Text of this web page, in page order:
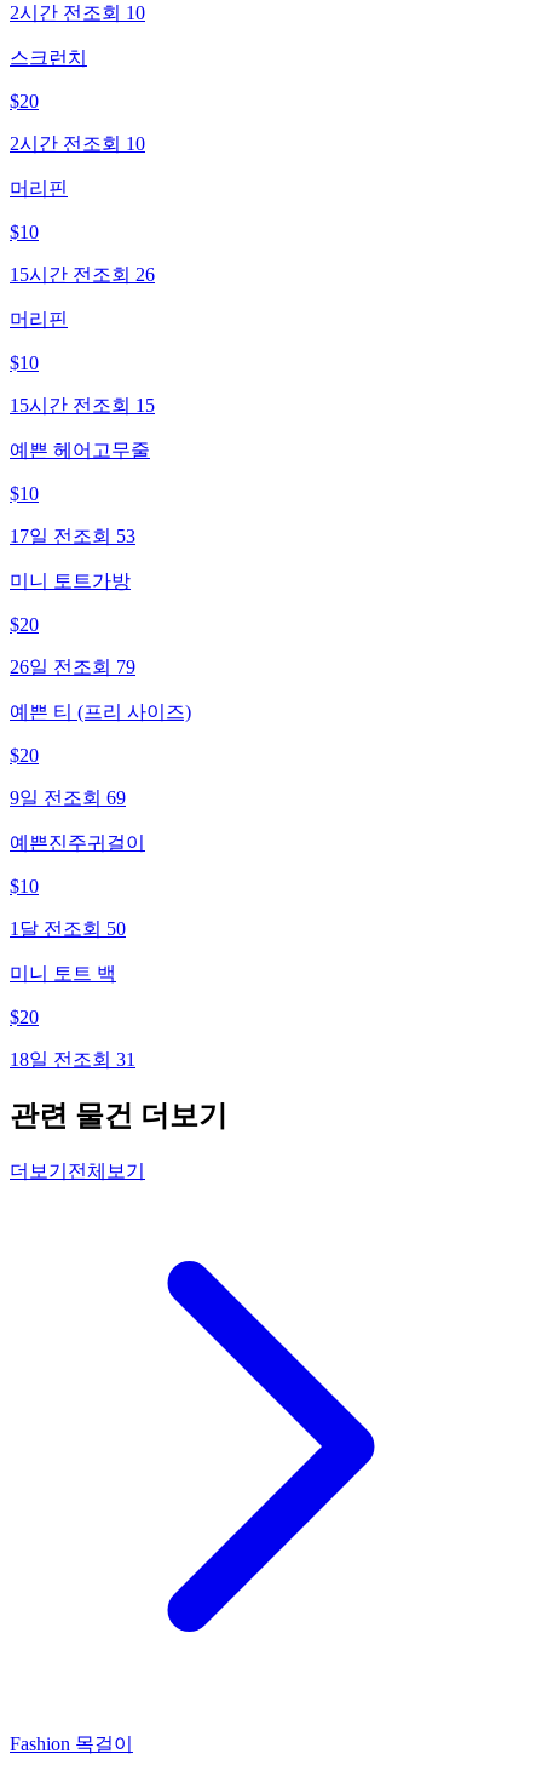
2시간 전 조회 10
스크런치
$20
2시간 전 조회 10
머리핀
$10
15시간 전 조회 26
머리핀
$10
15시간 전 조회 15
예쁜 헤어고무줄
$10
17일 전 조회 53
미니 토트가방
$20
26일 전 조회 79
예쁜 티 (프리 사이즈)
$20
9일 전 조회 69
예쁜진주귀걸이
$10
1달 전 조회 50
미니 토트 백
$20
18일 전 조회 31
관련 물건 더보기
더보기 전체보기
Fashion 목걸이